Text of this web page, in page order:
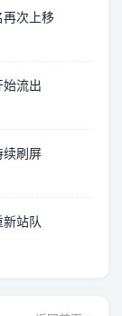
再次上移
流出
续刷屏
站队